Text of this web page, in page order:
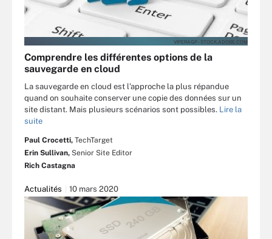
VIPERAGP - STOCK.ADOBE.COM
Comprendre les différentes options de la
sauvegarde en cloud
La sauvegarde en cloud est l’approche la plus répandue
quand on souhaite conserver une copie des données sur un
site distant. Mais plusieurs scénarios sont possibles. Lire la
suite
Paul Crocetti, TechTarget
Erin Sullivan, Senior Site Editor
Rich Castagna
Actualités 10 mars 2020